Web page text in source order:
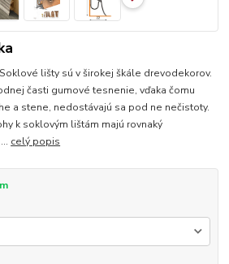
lišty sú v širokej škále drevodekorov.
časti gumové tesnenie, vďaka čomu
a stene, nedostávajú sa pod ne nečistoty.
k soklovým lištám majú rovnaký
celý popis